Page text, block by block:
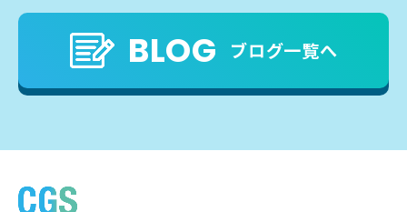
BLOG ブログ一覧へ